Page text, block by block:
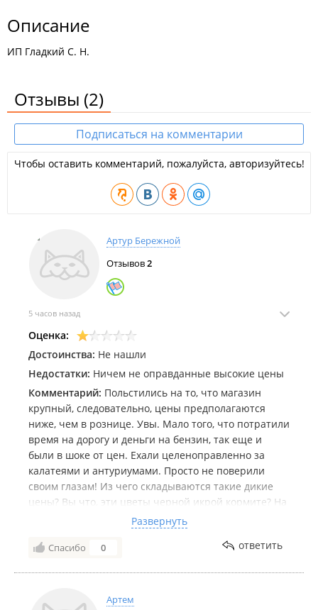
Описание
ИП Гладкий С. Н.
Отзывы (2)
Подписаться на комментарии
Чтобы оставить комментарий, пожалуйста, авторизуйтесь!
Артур Бережной
Отзывов2
5 часов назад
Оценка:
Достоинства: Не нашли
Недостатки: Ничем не оправданные высокие цены
Комментарий: Польстились на то, что магазин
крупный, следовательно, цены предполагаются
ниже, чем в рознице. Увы. Мало того, что потратили
время на дорогу и деньги на бензин, так еще и
были в шоке от цен. Ехали целеноправленно за
калатеями и антуриумами. Просто не поверили
своим глазам! Из чего складываются такие дикие
цены? Вы что, эти цветы черной икрой кормите? На
что и на кого рассчитаны эти дикие цены? Ту же
продукцию можно купить у частников на Фарпосте,
в Леруа, Вайлд или Озоне. Зачем так ломить цены?
Развернуть
Спасибо 0 ответить
Артем